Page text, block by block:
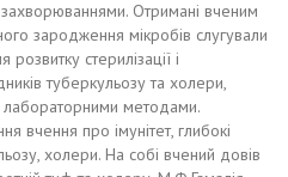
Отримані вченим
зародження мікробів слугували
стерилізації і
туберкульозу та холери,
лабораторними методами.
вчення про імунітет, глибокі
холери. На собі вчений довів